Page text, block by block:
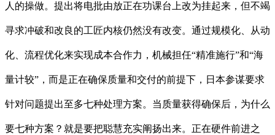
人的操做。提出将电批由放正在功课台上改为挂起来，但不竭
寻求冲破和改良的工匠内核仍然没有改变。通过规模化、从动
化、流程优化来实现成本合作力，机械担任“精准施行”和“海
量计较”，而是正在确保质量和交付的前提下，日本参谋要求
针对问题提出至多七种处理方案。当质量获得确保后，为什么
要七种方案？就是要把聪慧充实阐扬出来。正在硬件前进之